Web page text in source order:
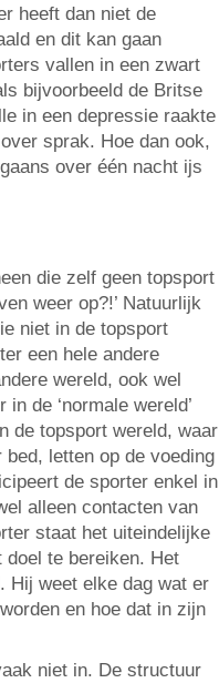
heeft dan niet de
en dit kan gaan
vallen in een zwart
bijvoorbeeld de Britse
in een depressie raakte
sprak. Hoe dan ook,
over één nacht ijs
die zelf geen topsport
weer op?!’ Natuurlijk
niet in de topsport
een hele andere
wereld, ook wel
de ‘normale wereld’
de topsport wereld, waar
letten op de voeding
de sporter enkel in
alleen contacten van
staat het uiteindelijke
te bereiken. Het
Hij weet elke dag wat er
en hoe dat in zijn
niet in. De structuur